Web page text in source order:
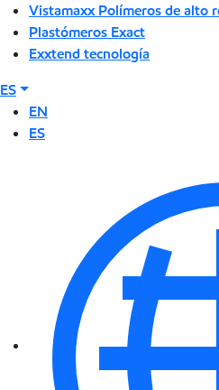
Vistamaxx Polímeros de alto
Plastómeros Exact
Exxtend tecnología
ES
EN
ES